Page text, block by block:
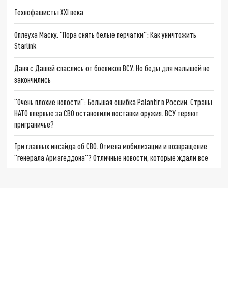
Технофашисты XXI века
Оплеуха Маску. "Пора снять белые перчатки": Как уничтожить
Starlink
Даня с Дашей спаслись от боевиков ВСУ. Но беды для малышей не
закончились
"Очень плохие новости": Большая ошибка Palantir в России. Страны
НАТО впервые за СВО остановили поставки оружия. ВСУ теряют
приграничье?
Три главных инсайда об СВО. Отмена мобилизации и возвращение
"генерала Армагеддона"? Отличные новости, которые ждали все